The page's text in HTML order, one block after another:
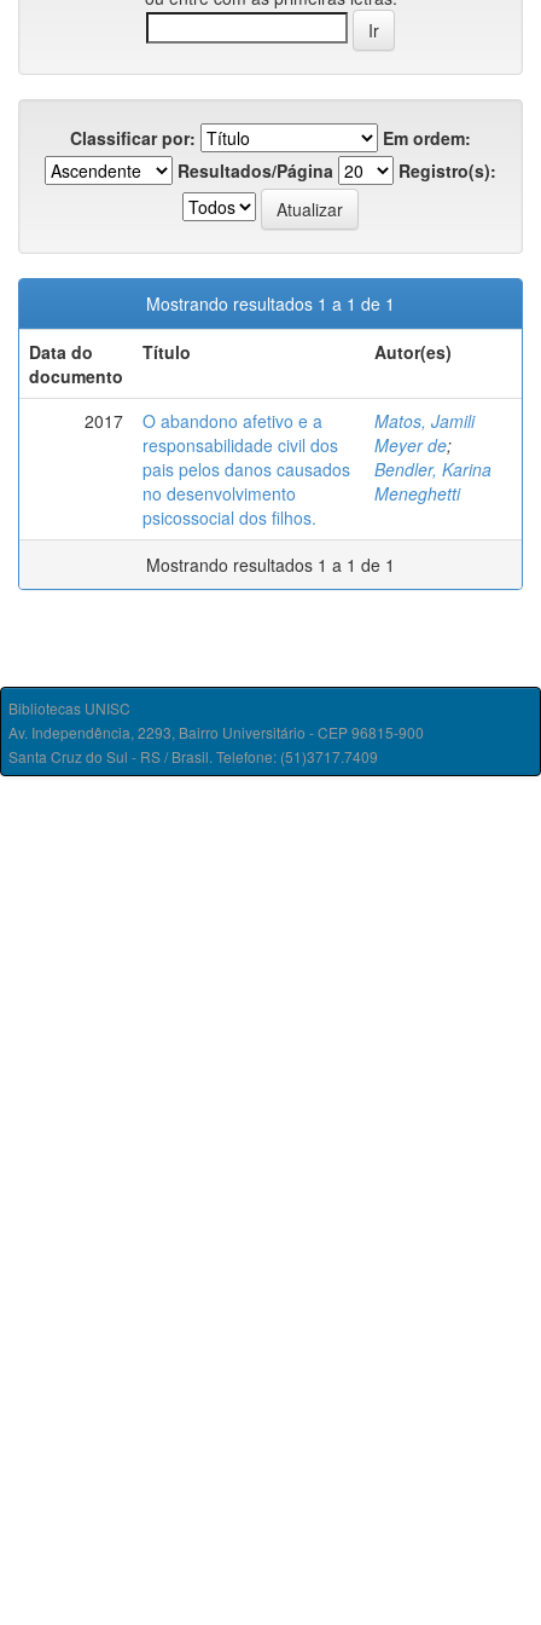
Classificar por:
Em ordem:
Resultados/Página
Registro(s):
Mostrando resultados 1 a 1 de 1
Data do
documento
Título Autor(es)
2017
O abandono afetivo e a
responsabilidade civil dos
pais pelos danos causados
no desenvolvimento
psicossocial dos filhos.
Matos, Jamili
Meyer de;
Bendler, Karina
Meneghetti
Mostrando resultados 1 a 1 de 1
Bibliotecas UNISC
Av. Independência, 2293, Bairro Universitário - CEP 96815-900
Santa Cruz do Sul - RS / Brasil. Telefone: (51)3717.7409